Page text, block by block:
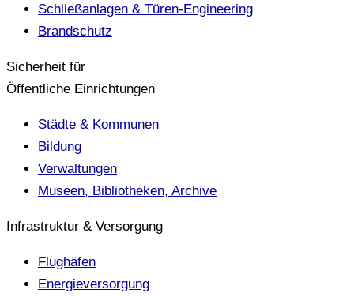
Schließanlagen & Türen-Engineering
Brandschutz
Sicherheit für
Öffentliche Einrichtungen
Städte & Kommunen
Bildung
Verwaltungen
Museen, Bibliotheken, Archive
Infrastruktur & Versorgung
Flughäfen
Energieversorgung